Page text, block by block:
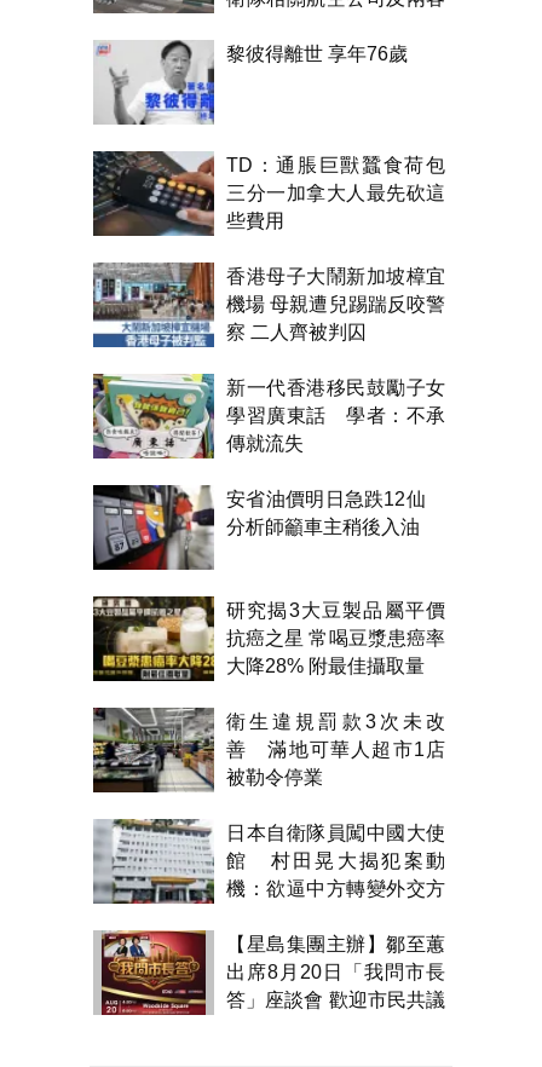
黎彼得離世 享年76歲
TD：通脹巨獸蠶食荷包
三分一加拿大人最先砍這
些費用
香港母子大鬧新加坡樟宜
機場 母親遭兒踢踹反咬警
察 二人齊被判囚
新一代香港移民鼓勵子女
學習廣東話 學者：不承
傳就流失
安省油價明日急跌12仙
分析師籲車主稍後入油
研究揭3大豆製品屬平價
抗癌之星 常喝豆漿患癌率
大降28% 附最佳攝取量
衛生違規罰款3次未改
善 滿地可華人超市1店
被勒令停業
日本自衛隊員闖中國大使
館 村田晃大揭犯案動
機：欲逼中方轉變外交方
【星島集團主辦】鄒至蕙
出席8月20日「我問市長
答」座談會 歡迎市民共議